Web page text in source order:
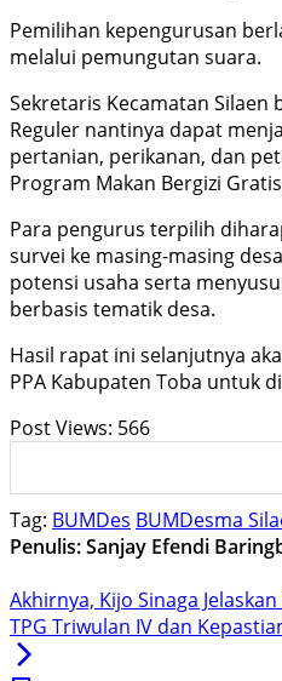
Pemilihan kepengurusan
melalui pemungutan suara.
Sekretaris Kecamatan Silaen
Reguler nantinya dapat
pertanian, perikanan, dan
Program Makan Bergizi
Para pengurus terpilih
survei ke masing-masing
potensi usaha serta
berbasis tematik desa.
Hasil rapat ini selanjutnya
PPA Kabupaten Toba untuk
Post Views: 566
Tag: BUMDes BUMDesma
Penulis: Sanjay Efendi
Akhirnya, Kijo Sinaga
TPG Triwulan IV dan